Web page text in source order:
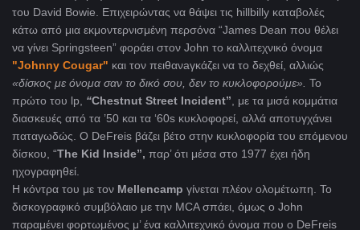
του David Bowie. Επιχειρώντας να θάψει τις hillbilly καταβολές
κάτω από μια εκμοντερνισμένη περσόνα “James Dean που θέλει
να γίνει Springsteen” φοράει στον John το καλλιτεχνικό όνομα
"Johnny Cougar" και τον πειθανaγκάζει να το δεχθεί, αλλιώς
«δίσκος με όνομα σαν το δικό σου, δεν το κυκλοφορούμε». Το
πρώτο του lp, “Chestnut Street Incident”, με τα μισά κομμάτια
διασκευές από τα ’50 και τα ‘60s κυκλοφορεί, αλλά αποτυγχάνει
παταγωδώς. Ο DeFreis βάζει βέτο στην κυκλοφορία του επόμενου
δίσκου, “The Kid Inside”, παρ’ ότι μέσα στο 1977 έχει ήδη
ηχογραφηθεί.
Η κόντρα του με τον Mellencamp γίνεται πλέον ολομέτωπη. Το
δισκογραφικό συμβόλαιο με την MCA σπάει, όμως o John
παραμένει φορτωμένος μ’ ένα καλλιτεχνικό όνομα που ο DeFreis